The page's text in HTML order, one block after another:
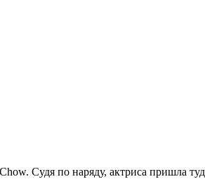
Судя по наряду, актриса пришла